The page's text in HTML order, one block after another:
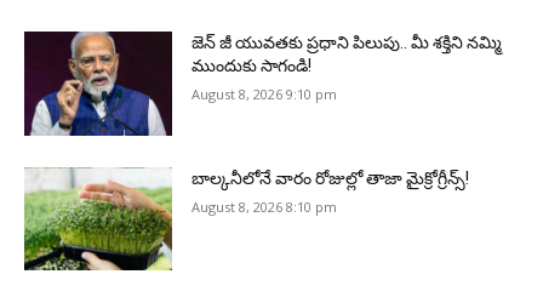
జెన్‌ జీ యువతకు ప్రధాని పిలుపు.. మీ శక్తిని నమ్మి
ముందుకు సాగండి!
August 8, 2026 9:10 pm
బాల్కనీలోనే వారం రోజుల్లో తాజా మైక్రోగ్రీన్స్‌!
August 8, 2026 8:10 pm